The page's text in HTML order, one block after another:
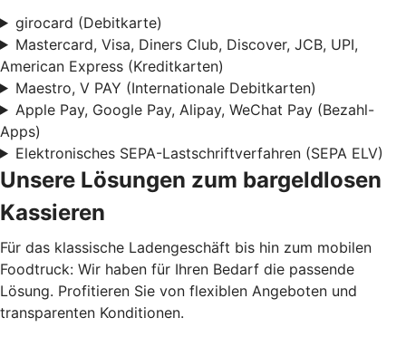
girocard (Debitkarte)
Mastercard, Visa, Diners Club, Discover, JCB, UPI,
American Express (Kreditkarten)
Maestro, V PAY (Internationale Debitkarten)
Apple Pay, Google Pay, Alipay, WeChat Pay (Bezahl-
Apps)
Elektronisches SEPA-Lastschriftverfahren (SEPA ELV)
Unsere Lösungen zum bargeldlosen
Kassieren
Für das klassische Ladengeschäft bis hin zum mobilen
Foodtruck: Wir haben für Ihren Bedarf die passende
Lösung. Profitieren Sie von flexiblen Angeboten und
transparenten Konditionen.